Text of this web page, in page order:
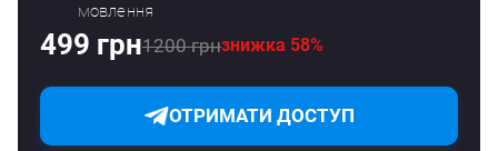
мовлення
499 грн1200 грнзнижка 58%
ОТРИМАТИ ДОСТУП